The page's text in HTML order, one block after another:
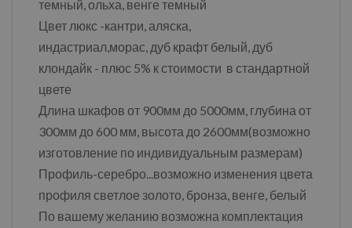
темный, ольха, венге темный
Цвет люкс -кантри, аляска,
индастриал,морас, дуб крафт белый, дуб
клондайк - плюс 5% к стоимости в стандартной
цвете
Длина шкафов от 900мм до 5000мм, глубина от
300мм до 600 мм, высота до 2600мм(возможно
изготовление по индивидуальным размерам)
Профиль-серебро...возможно изменения цвета
профиля светлое золото, бронза, венге, белый
По вашему желанию возможна комплектация